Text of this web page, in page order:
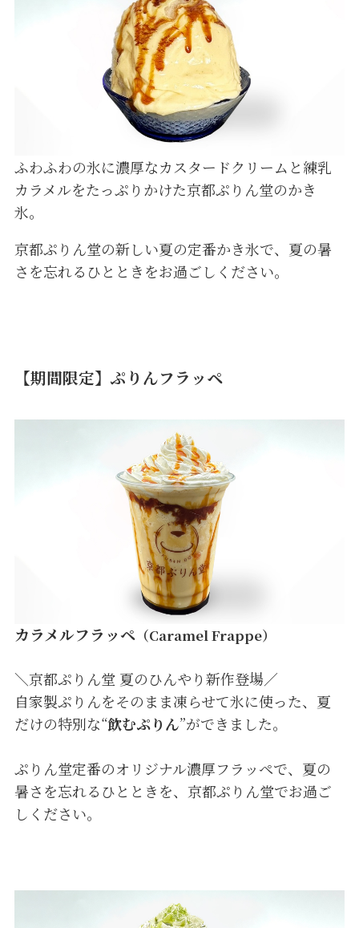
ふわふわの氷に濃厚なカスタードクリームと練乳
カラメルをたっぷりかけた京都ぷりん堂のかき
氷。
京都ぷりん堂の新しい夏の定番かき氷で、夏の暑
さを忘れるひとときをお過ごしください。
【期間限定】ぷりんフラッペ
カラメルフラッペ（Caramel Frappe）
＼京都ぷりん堂 夏のひんやり新作登場／
自家製ぷりんをそのまま凍らせて氷に使った、夏
だけの特別な“飲むぷりん”ができました。
ぷりん堂定番のオリジナル濃厚フラッペで、夏の
暑さを忘れるひとときを、京都ぷりん堂でお過ご
しください。